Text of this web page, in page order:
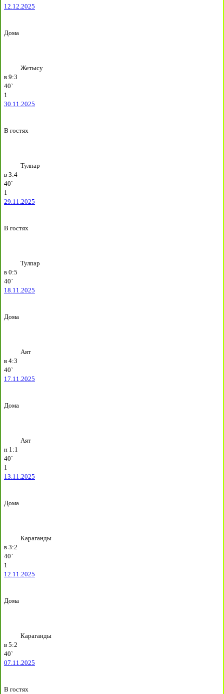
12.12.2025
Дома
Жетысу
в 9:3
40`
1
30.11.2025
В гостях
Тулпар
в 3:4
40`
1
29.11.2025
В гостях
Тулпар
в 0:5
40`
18.11.2025
Дома
Аят
в 4:3
40`
17.11.2025
Дома
Аят
н 1:1
40`
1
13.11.2025
Дома
Караганды
в 3:2
40`
1
12.11.2025
Дома
Караганды
в 5:2
40`
07.11.2025
В гостях